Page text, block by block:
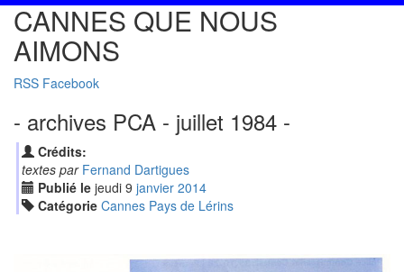
CANNES QUE NOUS
AIMONS
RSS Facebook
- archives PCA - juillet 1984 -
Crédits:
textes par Fernand Dartigues
Publié le jeudi 9 janvier 2014
Catégorie Cannes Pays de Lérins